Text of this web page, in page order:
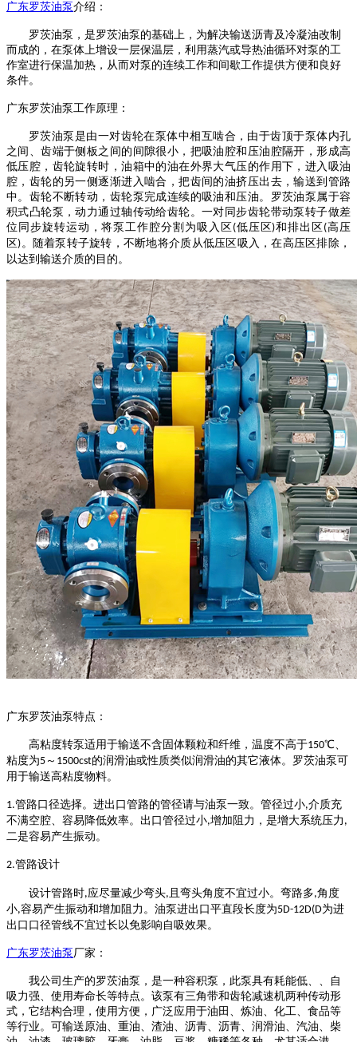
广东罗茨油泵介绍 ：
罗茨油泵 ，是罗茨油泵 的基础上，为解决输送沥青及冷凝油改制
而成的，在泵体上增设一层保温层，利用蒸汽或导热油循环对泵的工
作室进行保温加热，从而对泵的连续工作和间歇工作提供方便和良好
条件。
广东罗茨油泵工作原理：
罗茨油泵 是由一对齿轮在泵体中相互啮合，由于齿顶于泵体内孔
之间、齿端于侧板之间的间隙很小，把吸油腔和压油腔隔开，形成高
低压腔，齿轮旋转时，油箱中的油在外界大气压的作用下，进入吸油
腔，齿轮的另一侧逐渐进入啮合，把齿间的油挤压出去，输送到管路
中。齿轮不断转动，齿轮泵完成连续的吸油和压油。 罗茨油泵 属于容
积式凸轮泵，动力通过轴传动给齿轮。一对同步齿轮带动泵转子做差
位同步旋转运动，将泵工作腔分割为吸入区 (低压区)和排出区 (高压
区)。随着泵转子旋转，不断地将介质从低压区吸入，在高压区排除，
以达到输送介质的目的。
广东罗茨油泵特点：
高粘度转泵适用于输送不含固体颗粒和纤维，温度不高于150℃、
粘度为5 ～ 1500cst的润滑油或性质类似润滑油的其它液体。 罗茨油泵可
用于输送高粘度物料。
1.管路口径选择。进出口管路的管径请与油泵一致。管径过小,介质充
不满空腔、容易降低效率。出口管径过小,增加阻力，是增大系统压力 ,
二是容易产生振动。
2.管路设计
设计管路时,应尽量减少弯头, 且弯头角度不宜过小。弯路多,角度
小,容易产生振动和增加阻力。油泵进出口平直段长度为5D-12D(D为进
出口口径管线不宜过长以免影响自吸效果。
广东罗茨油泵 厂家：
我公司生产的罗茨油泵 ，是一种容积泵，此泵具有耗能低、、自
吸力强、使用寿命长等特点。该泵有三角带和齿轮减速机两种传动形
式，它结构合理，使用方便，广泛应用于油田、炼油、化工、食品等
等行业。可输送原油、重油、渣油、沥青、沥青、润滑油、汽油、柴